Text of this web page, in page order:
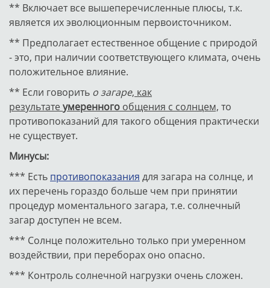
** Включает все вышеперечисленные плюсы, т.к.
является их эволюционным первоисточником.
** Предполагает естественное общение с природой
- это, при наличии соответствующего климата, очень
положительное влияние.
** Если говорить о загаре, как
результате умеренного общения с солнцем, то
противопоказаний для такого общения практически
не существует.
Минусы:
*** Есть противопоказания для загара на солнце, и
их перечень гораздо больше чем при принятии
процедур моментального загара, т.е. солнечный
загар доступен не всем.
*** Солнце положительно только при умеренном
воздействии, при переборах оно опасно.
*** Контроль солнечной нагрузки очень сложен.